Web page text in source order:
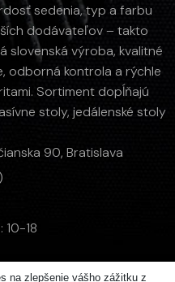
sedenia, typ a farbu
dodávateľov – takto
slovenská výroba, kvalitné
odborná kontrola a rýchle
Sortiment dopĺňajú
stoly, jedálenské stoly
90, Bratislava
10-18
na zlepšenie vášho zážitku z